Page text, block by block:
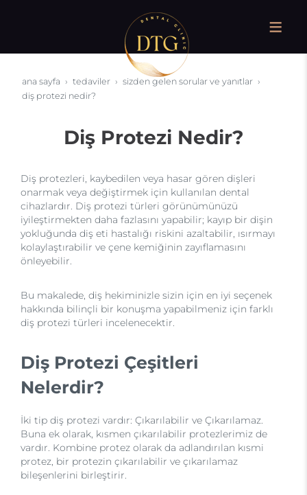
ana sayfa tedaviler
sizden gelen sorular ve yanıtlar
diş protezi nedir?
Diş Protezi Nedir?
Diş protezleri, kaybedilen veya hasar gören dişleri
onarmak veya değiştirmek için kullanılan dental
cihazlardır. Diş protezi türleri görünümünüzü
iyileştirmekten daha fazlasını yapabilir; kayıp bir dişin
yokluğunda diş eti hastalığı riskini azaltabilir, ısırmayı
kolaylaştırabilir ve çene kemiğinin zayıflamasını
önleyebilir.
Bu makalede, diş hekiminizle sizin için en iyi seçenek
hakkında bilinçli bir konuşma yapabilmeniz için farklı
diş protezi türleri incelenecektir.
Diş Protezi Çeşitleri
Nelerdir?
İki tip diş protezi vardır: Çıkarılabilir ve Çıkarılamaz.
Buna ek olarak, kısmen çıkarılabilir protezlerimiz de
vardır. Kombine protez olarak da adlandırılan kısmi
protez, bir protezin çıkarılabilir ve çıkarılamaz
bileşenlerini birleştirir.